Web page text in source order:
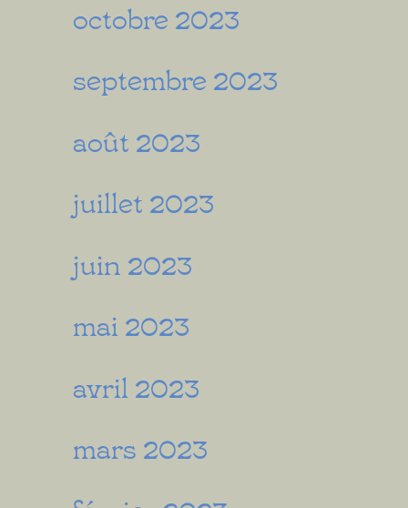
octobre 2023
septembre 2023
août 2023
juillet 2023
juin 2023
mai 2023
avril 2023
mars 2023